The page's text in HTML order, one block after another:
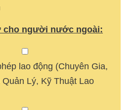
cho người nước ngoài:
lao động (Chuyên Gia,
Lý, Kỹ Thuật Lao